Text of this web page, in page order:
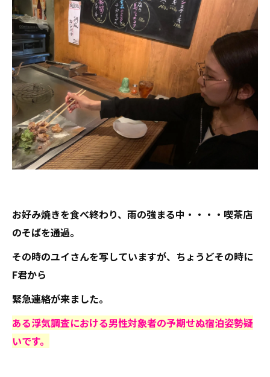
お好み焼きを食べ終わり、雨の強まる中・・・・喫茶店
のそばを通過。
その時のユイさんを写していますが、ちょうどその時に
F君から
緊急連絡が来ました。
ある浮気調査における男性対象者の予期せぬ宿泊姿勢疑
いです。